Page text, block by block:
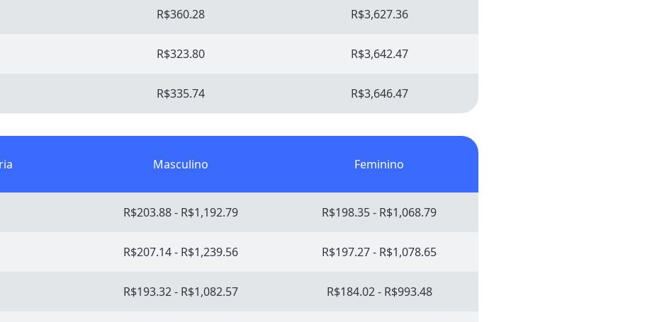
R$360.28 R$3,627.36
R$323.80 R$3,642.47
R$335.74 R$3,646.47
Masculino Feminino
R$203.88 - R$1,192.79 R$198.35 - R$1,068.79
R$207.14 - R$1,239.56 R$197.27 - R$1,078.65
R$193.32 - R$1,082.57 R$184.02 - R$993.48